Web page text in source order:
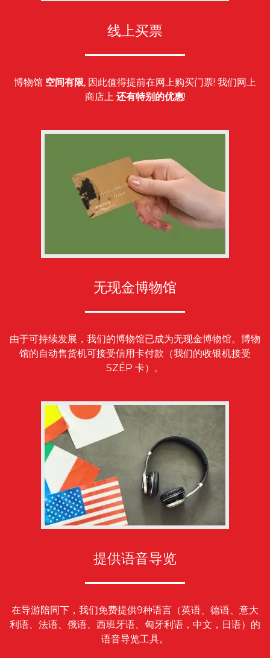
线上买票
博物馆 空间有限, 因此值得提前在网上购买门票! 我们网上
商店上 还有特别的优惠!
无现金博物馆
由于可持续发展，我们的博物馆已成为无现金博物馆。博物
馆的自动售货机可接受信用卡付款（我们的收银机接受
SZÉP 卡）。
提供语音导览
在导游陪同下，我们免费提供9种语言（英语、德语、意大
利语、法语、俄语、西班牙语、匈牙利语，中文，日语）的
语音导览工具。